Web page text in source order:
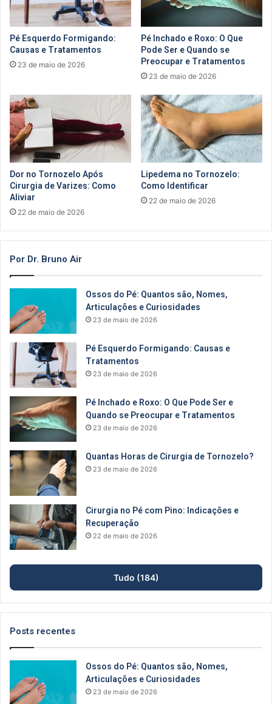
Pé Esquerdo Formigando:
Causas e Tratamentos
23 de maio de 2026
Pé Inchado e Roxo: O Que
Pode Ser e Quando se
Preocupar e Tratamentos
23 de maio de 2026
Dor no Tornozelo Após
Cirurgia de Varizes: Como
Aliviar
22 de maio de 2026
Lipedema no Tornozelo:
Como Identificar
22 de maio de 2026
Por Dr. Bruno Air
Ossos do Pé: Quantos são, Nomes,
Articulações e Curiosidades
23 de maio de 2026
Pé Esquerdo Formigando: Causas e
Tratamentos
23 de maio de 2026
Pé Inchado e Roxo: O Que Pode Ser e
Quando se Preocupar e Tratamentos
23 de maio de 2026
Quantas Horas de Cirurgia de Tornozelo?
23 de maio de 2026
Cirurgia no Pé com Pino: Indicações e
Recuperação
22 de maio de 2026
Tudo (184)
Posts recentes
Ossos do Pé: Quantos são, Nomes,
Articulações e Curiosidades
23 de maio de 2026